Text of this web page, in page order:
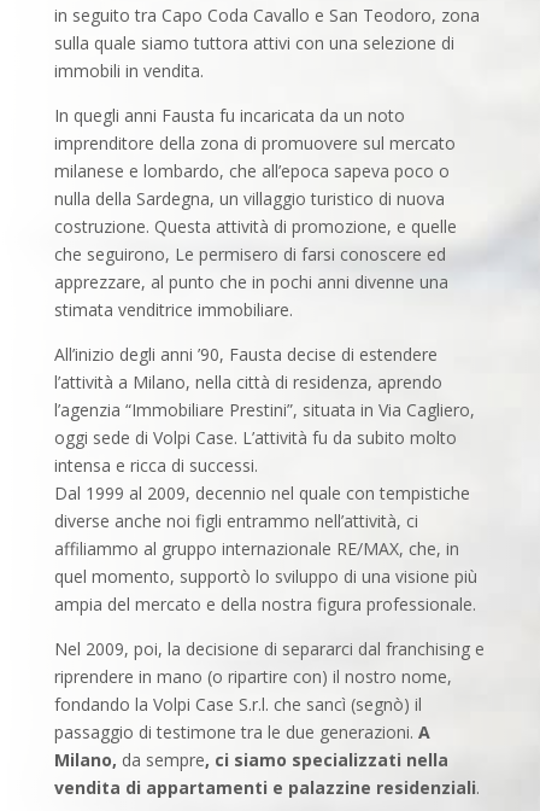
in seguito tra Capo Coda Cavallo e San Teodoro, zona
sulla quale siamo tuttora attivi con una selezione di
immobili in vendita.
In quegli anni Fausta fu incaricata da un noto
imprenditore della zona di promuovere sul mercato
milanese e lombardo, che all’epoca sapeva poco o
nulla della Sardegna, un villaggio turistico di nuova
costruzione. Questa attività di promozione, e quelle
che seguirono, Le permisero di farsi conoscere ed
apprezzare, al punto che in pochi anni divenne una
stimata venditrice immobiliare.
All’inizio degli anni ’90, Fausta decise di estendere
l’attività a Milano, nella città di residenza, aprendo
l’agenzia “Immobiliare Prestini”, situata in Via Cagliero,
oggi sede di Volpi Case. L’attività fu da subito molto
intensa e ricca di successi.
Dal 1999 al 2009, decennio nel quale con tempistiche
diverse anche noi figli entrammo nell’attività, ci
affiliammo al gruppo internazionale RE/MAX, che, in
quel momento, supportò lo sviluppo di una visione più
ampia del mercato e della nostra figura professionale.
Nel 2009, poi, la decisione di separarci dal franchising e
riprendere in mano (o ripartire con) il nostro nome,
fondando la Volpi Case S.r.l. che sancì (segnò) il
passaggio di testimone tra le due generazioni. A
Milano, da sempre, ci siamo specializzati nella
vendita di appartamenti e palazzine residenziali.